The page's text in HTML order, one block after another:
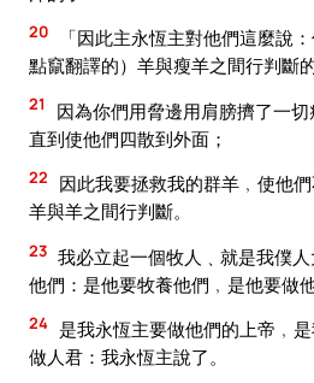
20
「因此主永恆主對他們這麼說
點竄翻譯的）羊與瘦羊之間行判斷的
21
因為你們用脅邊用肩膀擠了一切
直到使他們四散到外面；
22
因此我要拯救我的群羊﹐使他
羊與羊之間行判斷。
23 我必立起一個牧人﹑就是我僕
他們：是他要牧養他們﹐是他要做
24 是我永恆主要做他們的上帝﹐
做人君：我永恆主說了。